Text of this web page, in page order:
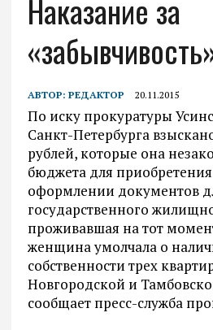
Наказание за
АВТОР: РЕДАКТОР 20.11.2015
По иску прокуратуры
Санкт-Петербурга
рублей, которые она
бюджета для
оформлении документов
государственного
проживавшая на тот
женщина умолчала о
собственности трех
Новгородской и
сообщает пресс-служба